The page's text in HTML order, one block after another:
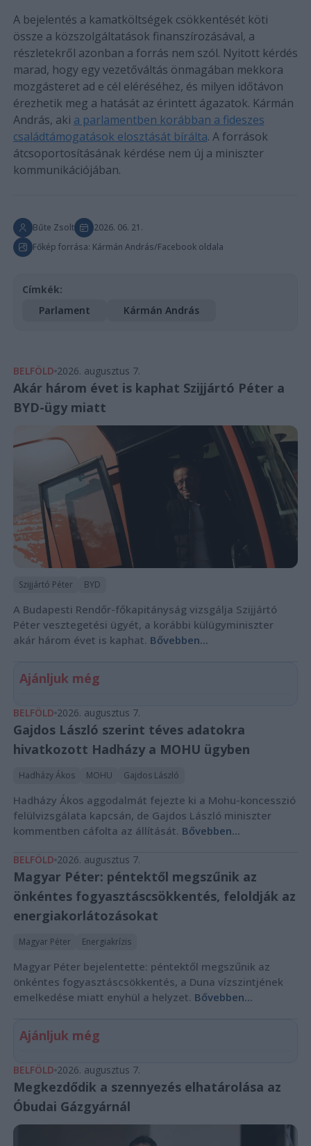
A bejelentés a kamatköltségek csökkentését köti
össze a közszolgáltatások finanszírozásával, a
részletekről azonban a forrás nem szól. Nyitott kérdés
marad, hogy egy vezetőváltás önmagában mekkora
mozgásteret ad e cél eléréséhez, és milyen időtávon
érezhetik meg a hatását az érintett ágazatok. Kármán
András, aki a parlamentben korábban a fideszes
családtámogatások elosztását bírálta. A források
átcsoportosításának kérdése nem új a miniszter
kommunikációjában.
Bűte Zsolt
2026. 06. 21.
Főkép forrása: Kármán András/Facebook oldala
Címkék:
Parlament
Kármán András
BELFÖLD 2026. augusztus 7.
Akár három évet is kaphat Szijjártó Péter a
BYD-ügy miatt
Szijjártó Péter BYD
A Budapesti Rendőr-főkapitányság vizsgálja Szijjártó
Péter vesztegetési ügyét, a korábbi külügyminiszter
akár három évet is kaphat. Bővebben...
Ajánljuk még
BELFÖLD 2026. augusztus 7.
Gajdos László szerint téves adatokra
hivatkozott Hadházy a MOHU ügyben
Hadházy Ákos MOHU Gajdos László
Hadházy Ákos aggodalmát fejezte ki a Mohu-koncesszió
felülvizsgálata kapcsán, de Gajdos László miniszter
kommentben cáfolta az állítását. Bővebben...
BELFÖLD 2026. augusztus 7.
Magyar Péter: péntektől megszűnik az
önkéntes fogyasztáscsökkentés, feloldják az
energiakorlátozásokat
Magyar Péter Energiakrízis
Magyar Péter bejelentette: péntektől megszűnik az
önkéntes fogyasztáscsökkentés, a Duna vízszintjének
emelkedése miatt enyhül a helyzet. Bővebben...
Ajánljuk még
BELFÖLD 2026. augusztus 7.
Megkezdődik a szennyezés elhatárolása az
Óbudai Gázgyárnál